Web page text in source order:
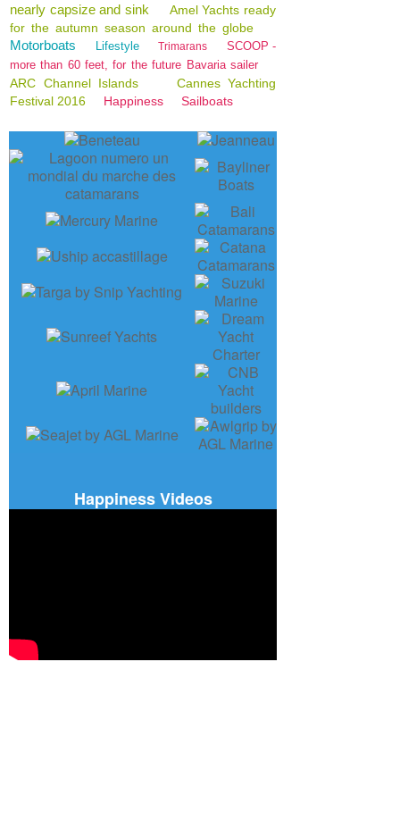
nearly capsize and sink
Amel Yachts ready
for the autumn season around the globe
Motorboats Lifestyle Trimarans
SCOOP -
more than 60 feet, for the future Bavaria sailer
ARC Channel Islands
Cannes Yachting
Festival 2016
Happiness Sailboats
Happiness Videos